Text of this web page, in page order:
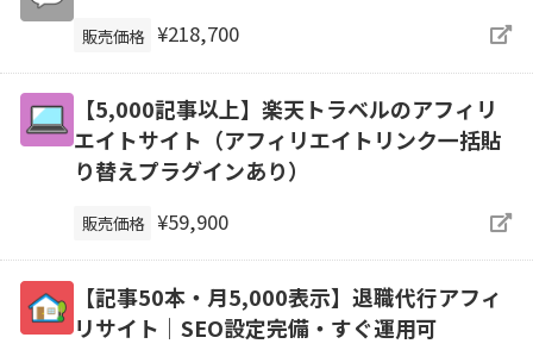
販売価格 ¥218,700
【5,000記事以上】楽天トラベルのアフィリ
エイトサイト（アフィリエイトリンク一括貼
り替えプラグインあり）
販売価格 ¥59,900
【記事50本・月5,000表示】退職代行アフィ
リサイト｜SEO設定完備・すぐ運用可